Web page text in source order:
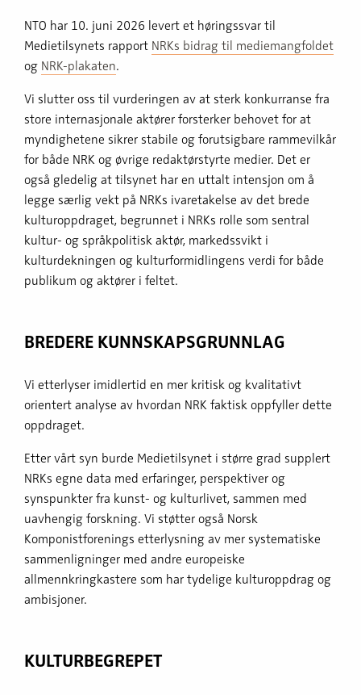
NTO har 10. juni 2026 levert et høringssvar til
Medietilsynets rapport NRKs bidrag til mediemangfoldet
og NRK-plakaten.
Vi slutter oss til vurderingen av at sterk konkurranse fra
store internasjonale aktører forsterker behovet for at
myndighetene sikrer stabile og forutsigbare rammevilkår
for både NRK og øvrige redaktørstyrte medier. Det er
også gledelig at tilsynet har en uttalt intensjon om å
legge særlig vekt på NRKs ivaretakelse av det brede
kulturoppdraget, begrunnet i NRKs rolle som sentral
kultur- og språkpolitisk aktør, markedssvikt i
kulturdekningen og kulturformidlingens verdi for både
publikum og aktører i feltet.
BREDERE KUNNSKAPSGRUNNLAG
Vi etterlyser imidlertid en mer kritisk og kvalitativt
orientert analyse av hvordan NRK faktisk oppfyller dette
oppdraget.
Etter vårt syn burde Medietilsynet i større grad supplert
NRKs egne data med erfaringer, perspektiver og
synspunkter fra kunst- og kulturlivet, sammen med
uavhengig forskning. Vi støtter også Norsk
Komponistforenings etterlysning av mer systematiske
sammenligninger med andre europeiske
allmennkringkastere som har tydelige kulturoppdrag og
ambisjoner.
KULTURBEGREPET